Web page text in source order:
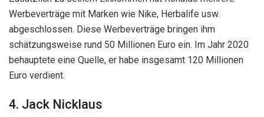
Golfspieler, der im Laufe seiner Karriere eine Rekordzahl
von 18 großen Meisterschaften gewonnen hat. Geboren in
Colombus, Ohio, begann er im Alter von 10 Jahren mit dem
Golfspielen.
Ende 1961 wurde Nicklaus Profi und im folgenden Jahr
als „Goldener Bär“ in die Golfwelt einsteigen.